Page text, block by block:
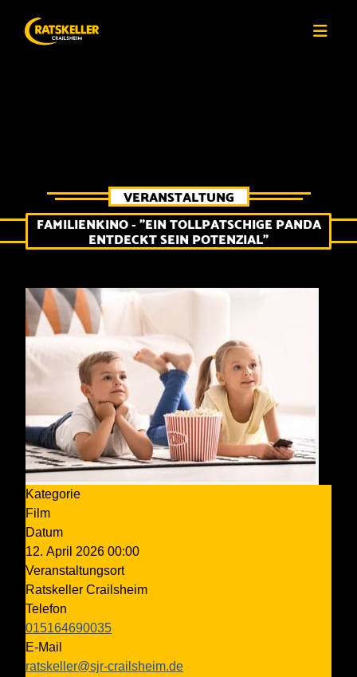
VERANSTALTUNG
FAMILIENKINO - "EIN TOLLPATSCHIGE PANDA
ENTDECKT SEIN POTENZIAL"
Kategorie
Film
Datum
12. April 2026 00:00
Veranstaltungsort
Ratskeller Crailsheim
Telefon
015164690035
E-Mail
ratskeller@sjr-crailsheim.de